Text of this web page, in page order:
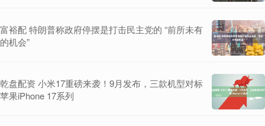
富裕配 特朗普称政府停摆是打击民主党的 “前所未有
的机会”
乾盘配资 小米17重磅来袭！9月发布，三款机型对标
苹果iPhone 17系列